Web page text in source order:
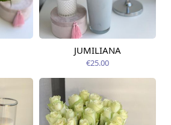
Pieejama no
09.08.2026
JUMILIANA
€25.00